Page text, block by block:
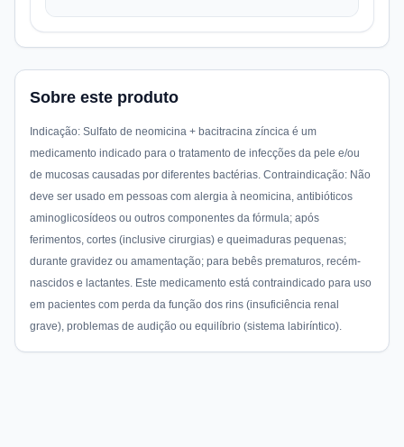
Sobre este produto
Indicação: Sulfato de neomicina + bacitracina zíncica é um
medicamento indicado para o tratamento de infecções da pele e/ou
de mucosas causadas por diferentes bactérias. Contraindicação: Não
deve ser usado em pessoas com alergia à neomicina, antibióticos
aminoglicosídeos ou outros componentes da fórmula; após
ferimentos, cortes (inclusive cirurgias) e queimaduras pequenas;
durante gravidez ou amamentação; para bebês prematuros, recém-
nascidos e lactantes. Este medicamento está contraindicado para uso
em pacientes com perda da função dos rins (insuficiência renal
grave), problemas de audição ou equilíbrio (sistema labiríntico).